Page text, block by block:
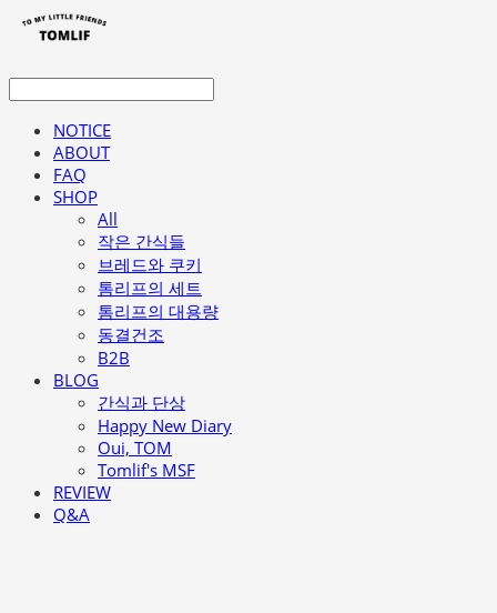
NOTICE
ABOUT
FAQ
SHOP
All
작은 간식들
브레드와 쿠키
톰리프의 세트
톰리프의 대용량
동결건조
B2B
BLOG
간식과 단상
Happy New Diary
Oui, TOM
Tomlif's MSF
REVIEW
Q&A